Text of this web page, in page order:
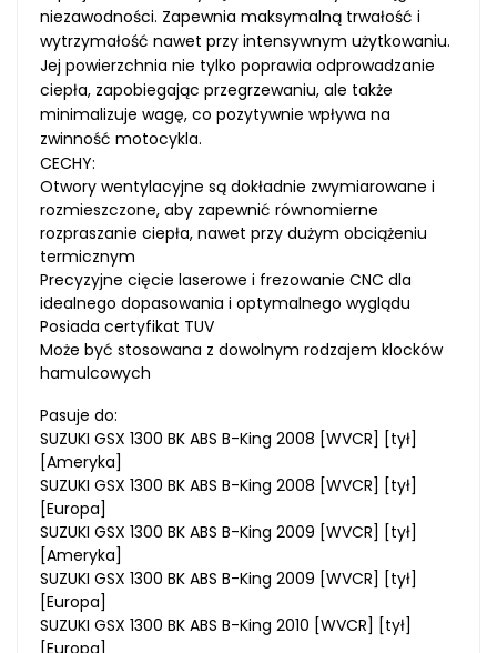
niezawodności. Zapewnia maksymalną trwałość i
wytrzymałość nawet przy intensywnym użytkowaniu.
Jej powierzchnia nie tylko poprawia odprowadzanie
ciepła, zapobiegając przegrzewaniu, ale także
minimalizuje wagę, co pozytywnie wpływa na
zwinność motocykla.
CECHY:
Otwory wentylacyjne są dokładnie zwymiarowane i
rozmieszczone, aby zapewnić równomierne
rozpraszanie ciepła, nawet przy dużym obciążeniu
termicznym
Precyzyjne cięcie laserowe i frezowanie CNC dla
idealnego dopasowania i optymalnego wyglądu
Posiada certyfikat TUV
Może być stosowana z dowolnym rodzajem klocków
hamulcowych
Pasuje do:
SUZUKI GSX 1300 BK ABS B-King 2008 [WVCR] [tył]
[Ameryka]
SUZUKI GSX 1300 BK ABS B-King 2008 [WVCR] [tył]
[Europa]
SUZUKI GSX 1300 BK ABS B-King 2009 [WVCR] [tył]
[Ameryka]
SUZUKI GSX 1300 BK ABS B-King 2009 [WVCR] [tył]
[Europa]
SUZUKI GSX 1300 BK ABS B-King 2010 [WVCR] [tył]